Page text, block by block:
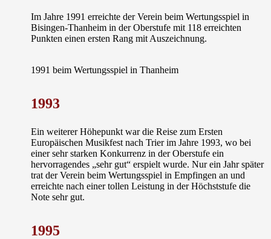
Im Jahre 1991 erreichte der Verein beim Wertungsspiel in
Bisingen-Thanheim in derOberstufe mit 118 erreichten
Punkten einen ersten Rang mit Auszeichnung.
1991 beim Wertungsspiel in Thanheim
1993
Ein weiterer Höhepunkt war die Reise zum Ersten
Europäischen Musikfest nach Trier im Jahre 1993, wo bei
einer sehr starken Konkurrenz in der Oberstufe ein
hervorragendes „sehr gut“ erspielt wurde. Nur ein Jahr später
trat der Verein beim Wertungsspiel in Empfingen an und
erreichte nach einer tollen Leistung in derHöchststufe die
Note sehr gut.
1995